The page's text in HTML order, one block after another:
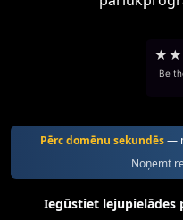
★ ★
Be
Pērc domēnu sekundēs—
Noņemt
Iegūstiet lejupielādes